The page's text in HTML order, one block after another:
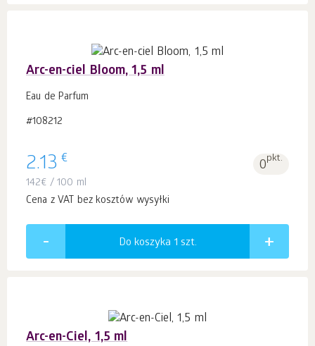
Arc-en-ciel Bloom, 1,5 ml
Eau de Parfum
#108212
2.13 € 0pkt.
142€ / 100 ml
Cena z VAT bez kosztów wysyłki
Do koszyka 1 szt.
Arc-en-Ciel, 1,5 ml